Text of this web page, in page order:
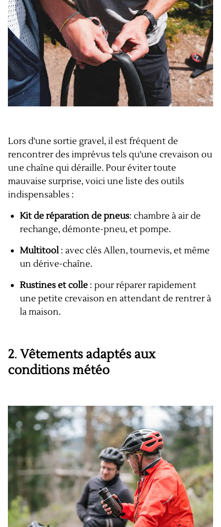
Lors d'une sortie gravel, il est fréquent de
rencontrer des imprévus tels qu'une crevaison ou
une chaîne qui déraille. Pour éviter toute
mauvaise surprise, voici une liste des outils
indispensables :
Kit de réparation de pneus: chambre à air de
rechange, démonte-pneu, et pompe.
Multitool: avec clés Allen, tournevis, et même
un dérive-chaîne.
Rustines et colle : pour réparer rapidement
une petite crevaison en attendant de rentrer à
la maison.
2.Vêtements adaptés aux
conditions météo